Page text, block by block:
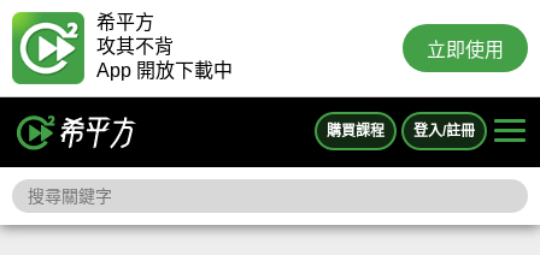
希平方
攻其不背
App 開放下載中
立即使用
購買課程 登入/註冊